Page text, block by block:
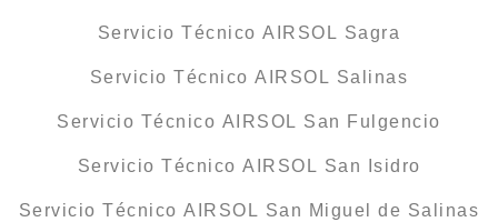
Servicio Técnico AIRSOL Sagra
Servicio Técnico AIRSOL Salinas
Servicio Técnico AIRSOL San Fulgencio
Servicio Técnico AIRSOL San Isidro
Servicio Técnico AIRSOL San Miguel de Salinas